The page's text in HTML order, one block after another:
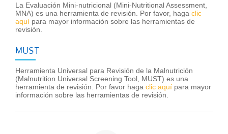
La Evaluación Mini-nutricional (Mini-Nutritional Assessment,
MNA) es una herramienta de revisión. Por favor, haga clic
aquí para mayor información sobre las herramientas de
revisión.
MUST
Herramienta Universal para Revisión de la Malnutrición
(Malnutrition Universal Screening Tool, MUST) es una
herramienta de revisión. Por favor haga clic aquí para mayor
información sobre las herramientas de revisión.